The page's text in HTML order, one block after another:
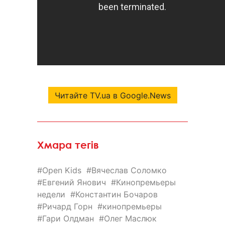
Читайте TV.ua в Google.News
Хмара тегів
Open Kids
Вячеслав Соломко
Евгений Янович
Кинопремьеры
недели
Константин Бочаров
Ричард Горн
кинопремьеры
Гари Олдман
Олег Маслюк